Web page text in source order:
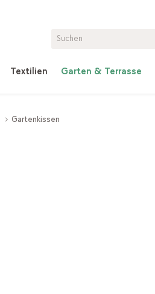
Textilien Garten & Terrasse
Gartenkissen